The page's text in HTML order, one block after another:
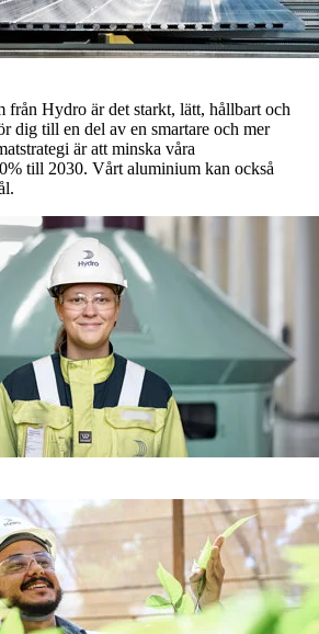
från Hydro är det starkt, lätt, hållbart och
dig till en del av en smartare och mer
är att minska våra
till 2030. Vårt aluminium kan också